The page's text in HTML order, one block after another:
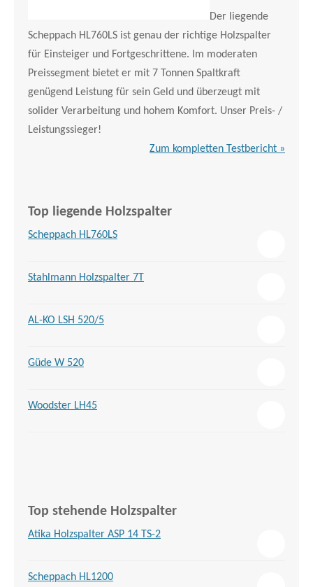
Der liegende
Scheppach HL760LS ist genau der richtige Holzspalter
für Einsteiger und Fortgeschrittene. Im moderaten
Preissegment bietet er mit 7 Tonnen Spaltkraft
genügend Leistung für sein Geld und überzeugt mit
solider Verarbeitung und hohem Komfort. Unser Preis- /
Leistungssieger!
Zum kompletten Testbericht »
Top liegende Holzspalter
Scheppach HL760LS
Stahlmann Holzspalter 7T
AL-KO LSH 520/5
Güde W 520
Woodster LH45
Top stehende Holzspalter
Atika Holzspalter ASP 14 TS-2
Scheppach HL1200